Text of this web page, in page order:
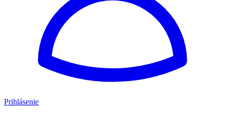
Prihlásenie